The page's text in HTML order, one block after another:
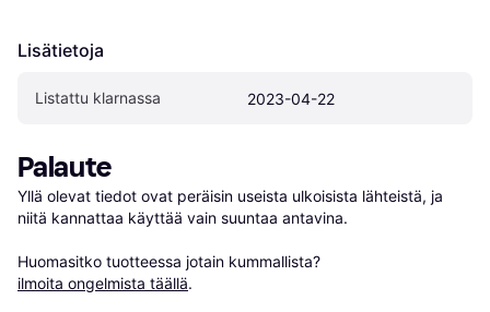
Lisätietoja
Listattu klarnassa 2023-04-22
Palaute
Yllä olevat tiedot ovat peräisin useista ulkoisista lähteistä, ja
niitä kannattaa käyttää vain suuntaa antavina.
Huomasitko tuotteessa jotain kummallista?
ilmoita ongelmista täällä.